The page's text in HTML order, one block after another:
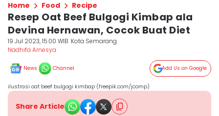
Home Food Recipe
Resep Oat Beef Bulgogi Kimbap ala
Devina Hernawan, Cocok Buat Diet
19 Jul 2023, 15:00 WIB Kota Semarang
Nadhifa Arnesya
News Channel Add Us on Google
ilustrasi oat beef bulgogi kimbap (freepik.com/jcomp)
Share Article